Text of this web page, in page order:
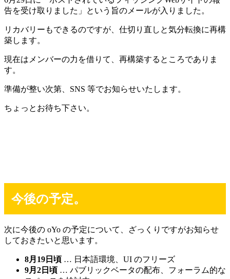
告を受け取りました」という旨のメールが入りました。
リカバリーもできるのですが、仕切り直しと気分転換に再構
築します。
現在はメンバーの力を借りて、再構築するところでありま
す。
準備が整い次第、SNS 等でお知らせいたします。
ちょっとお待ち下さい。
今後の予定。
次に今後の oYo の予定について、ざっくりですがお知らせ
しておきたいと思います。
8月19日頃 … 日本語環境、UI のフリーズ
9月2日頃 … パブリックベータの配布、フォーラム的な